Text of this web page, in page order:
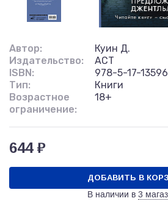
Автор:
Куин Д.
Издательство:
АСТ
ISBN:
978-5-17-
Тип:
Книги
Возрастное
ограничение:
18+
644 ₽
ДОБАВИТЬ В
В наличии в 3